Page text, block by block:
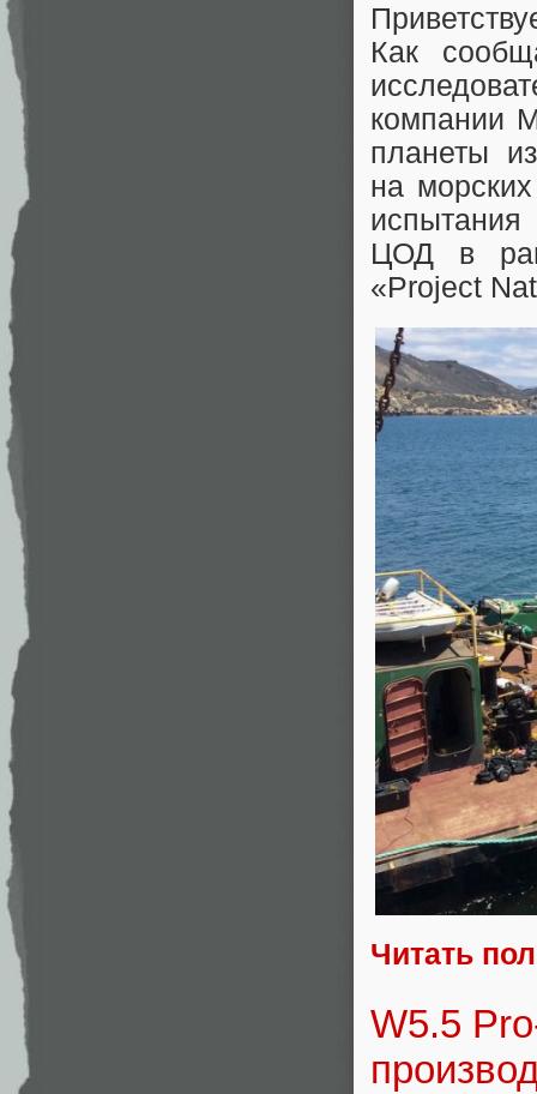
Как
компании
планеты
на
испытания
ЦОД в
«Project
Читать
W5.5